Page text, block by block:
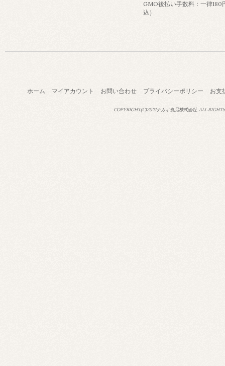
GMO後払い手数料：一律180
込）
ホーム マイアカウント お問い合わせ プライバシーポリシー お支
COPYRIGHT(C)2021ナカキ食品株式会社. ALL